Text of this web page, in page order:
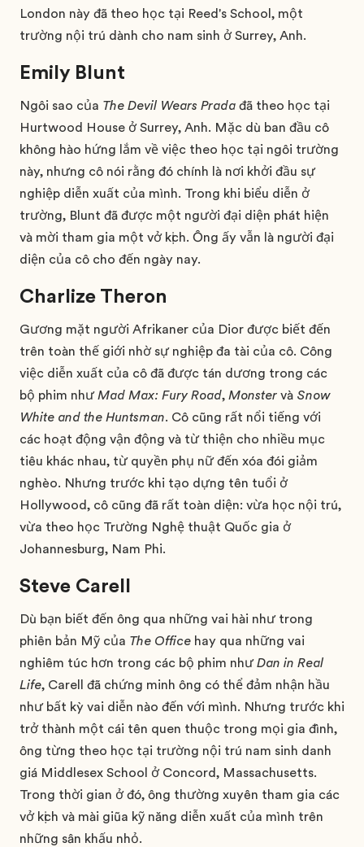
London này đã theo học tại Reed's School, một
trường nội trú dành cho nam sinh ở Surrey, Anh.
Emily Blunt
Ngôi sao của The Devil Wears Prada đã theo học tại
Hurtwood House ở Surrey, Anh. Mặc dù ban đầu cô
không hào hứng lắm về việc theo học tại ngôi trường
này, nhưng cô nói rằng đó chính là nơi khởi đầu sự
nghiệp diễn xuất của mình. Trong khi biểu diễn ở
trường, Blunt đã được một người đại diện phát hiện
và mời tham gia một vở kịch. Ông ấy vẫn là người đại
diện của cô cho đến ngày nay.
Charlize Theron
Gương mặt người Afrikaner của Dior được biết đến
trên toàn thế giới nhờ sự nghiệp đa tài của cô. Công
việc diễn xuất của cô đã được tán dương trong các
bộ phim nhưMad Max: Fury Road, Monster và Snow
White and the Huntsman. Cô cũng rất nổi tiếng với
các hoạt động vận động và từ thiện cho nhiều mục
tiêu khác nhau, từ quyền phụ nữ đến xóa đói giảm
nghèo. Nhưng trước khi tạo dựng tên tuổi ở
Hollywood, cô cũng đã rất toàn diện: vừa học nội trú,
vừa theo học Trường Nghệ thuật Quốc gia ở
Johannesburg, Nam Phi.
Steve Carell
Dù bạn biết đến ông qua những vai hài như trong
phiên bản Mỹ của The Office hay qua những vai
nghiêm túc hơn trong các bộ phim nhưDan in Real
Life, Carell đã chứng minh ông có thể đảm nhận hầu
như bất kỳ vai diễn nào đến với mình. Nhưng trước khi
trở thành một cái tên quen thuộc trong mọi gia đình,
ông từng theo học tại trường nội trú nam sinh danh
giá Middlesex School ở Concord, Massachusetts.
Trong thời gian ở đó, ông thường xuyên tham gia các
vở kịch và mài giũa kỹ năng diễn xuất của mình trên
những sân khấu nhỏ.